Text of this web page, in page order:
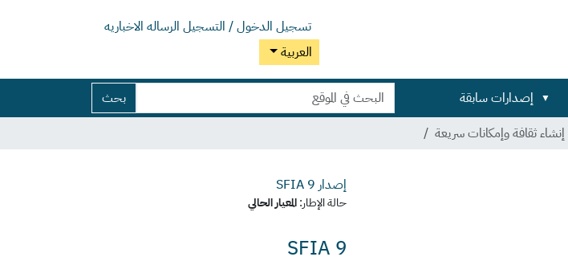
تسجيل الدخول / التسجيل الرساله الاخباريه
العربية
إصدارات سابقة
بحث
في
بحث
بحث
تفصيلي...
إنشاء ثقافة وإمكانات سريعة
إصدار SFIA 9
حالة الإطار:المعيار الحالي
SFIA 9